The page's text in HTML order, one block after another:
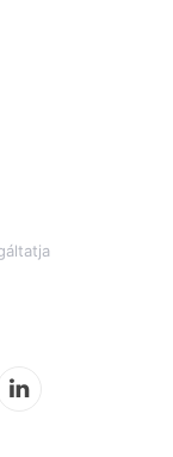
LinkedIn